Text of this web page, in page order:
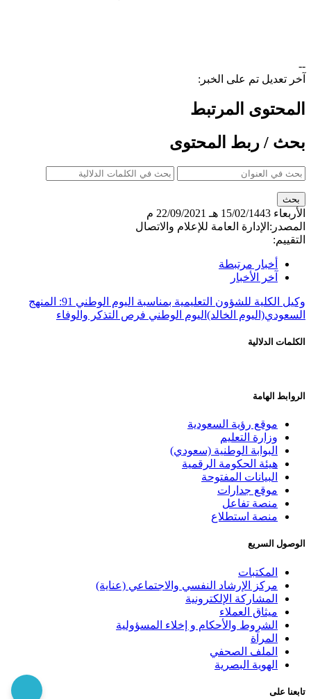
--
آخر تعديل تم على الخبر:
المحتوى المرتبط
بحث / ربط المحتوى
الأربعاء 15/02/1443 هـ
22/09/2021 م
المصدر: الإدارة العامة للإعلام والاتصال
التقييم:
أخبار مرتبطة
آخر الأخبار
وكيل الكلية للشؤون التعليمية بمناسبة اليوم الوطني 91: المنهج
السعودي(اليوم الخالد) اليوم الوطني فرص التذكر والوفاء
الكلمات الدلالية
الروابط الهامة
موقع رؤية السعودية
وزارة التعليم
البوابة الوطنية (سعودي)
هيئة الحكومة الرقمية
البيانات المفتوحة
موقع جدارات
منصة تفاعل
منصة استطلاع
الوصول السريع
المكتبات
مركز الإرشاد النفسي والاجتماعي (عناية)
المشاركة الإلكترونية
ميثاق العملاء
الشروط والأحكام و إخلاء المسؤولية
المرآة
الملف الصحفي
الهوية البصرية
تابعنا على